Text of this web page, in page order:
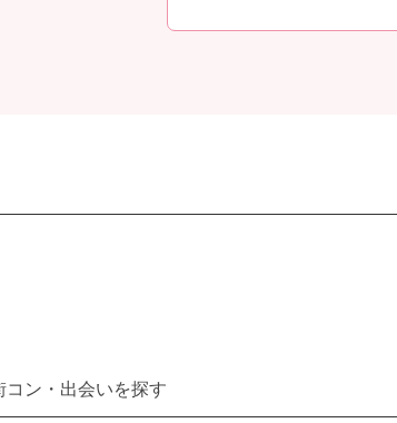
ン・出会いを探す